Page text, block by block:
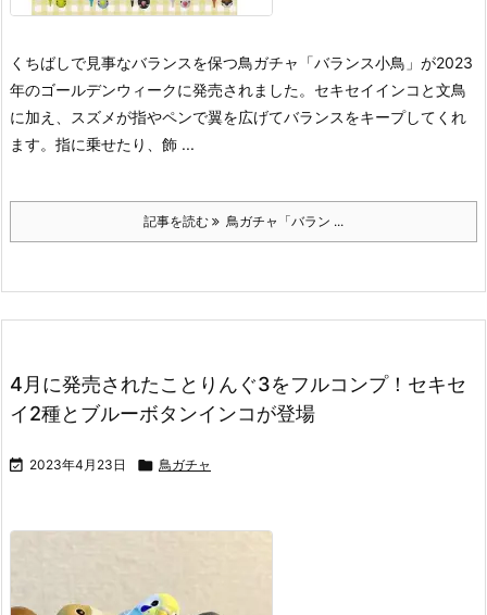
くちばしで見事なバランスを保つ鳥ガチャ「バランス小鳥」が2023
年のゴールデンウィークに発売されました。 セキセイインコと文鳥
に加え、スズメが指やペンで翼を広げてバランスをキープしてくれ
ます。 指に乗せたり、飾 ...
記事を読む 鳥ガチャ「バラン ...
4月に発売されたことりんぐ3をフルコンプ！セキセ
イ2種とブルーボタンインコが登場
 2023年4月23日  鳥ガチャ